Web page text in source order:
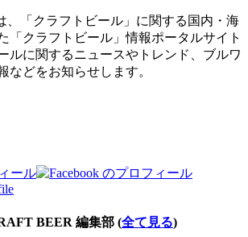
、「クラフトビール」に関する国内・海
「クラフトビール」情報ポータルサイト
ルに関するニュースやトレンド、ブルワ
などをお知らせします。
BEER 編集部 (全て見る)